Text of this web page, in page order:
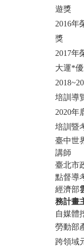
遊獎
2016年
獎
2017年
大運*
培訓導
2020年
培訓暨
臺中世
講師
臺北市
點督導
經濟部
務計畫
自媒體
勞動部
跨領域